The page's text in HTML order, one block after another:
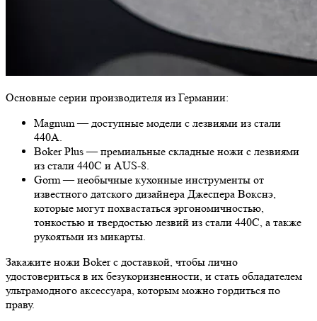
Основные серии производителя из Германии:
Magnum — доступные модели с лезвиями из стали
440А.
Boker Plus — премиальные складные ножи с лезвиями
из стали 440С и AUS-8.
Gorm — необычные кухонные инструменты от
известного датского дизайнера Джеспера Вокснэ,
которые могут похвастаться эргономичностью,
тонкостью и твердостью лезвий из стали 440С, а также
рукоятьми из микарты.
Закажите ножи Boker с доставкой, чтобы лично
удостовериться в их безукоризненности, и стать обладателем
ультрамодного аксессуара, которым можно гордиться по
праву.